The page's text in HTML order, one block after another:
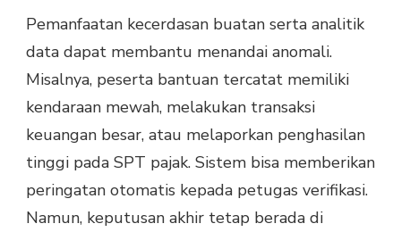
Pemanfaatan kecerdasan buatan serta analitik
data dapat membantu menandai anomali.
Misalnya, peserta bantuan tercatat memiliki
kendaraan mewah, melakukan transaksi
keuangan besar, atau melaporkan penghasilan
tinggi pada SPT pajak. Sistem bisa memberikan
peringatan otomatis kepada petugas verifikasi.
Namun, keputusan akhir tetap berada di